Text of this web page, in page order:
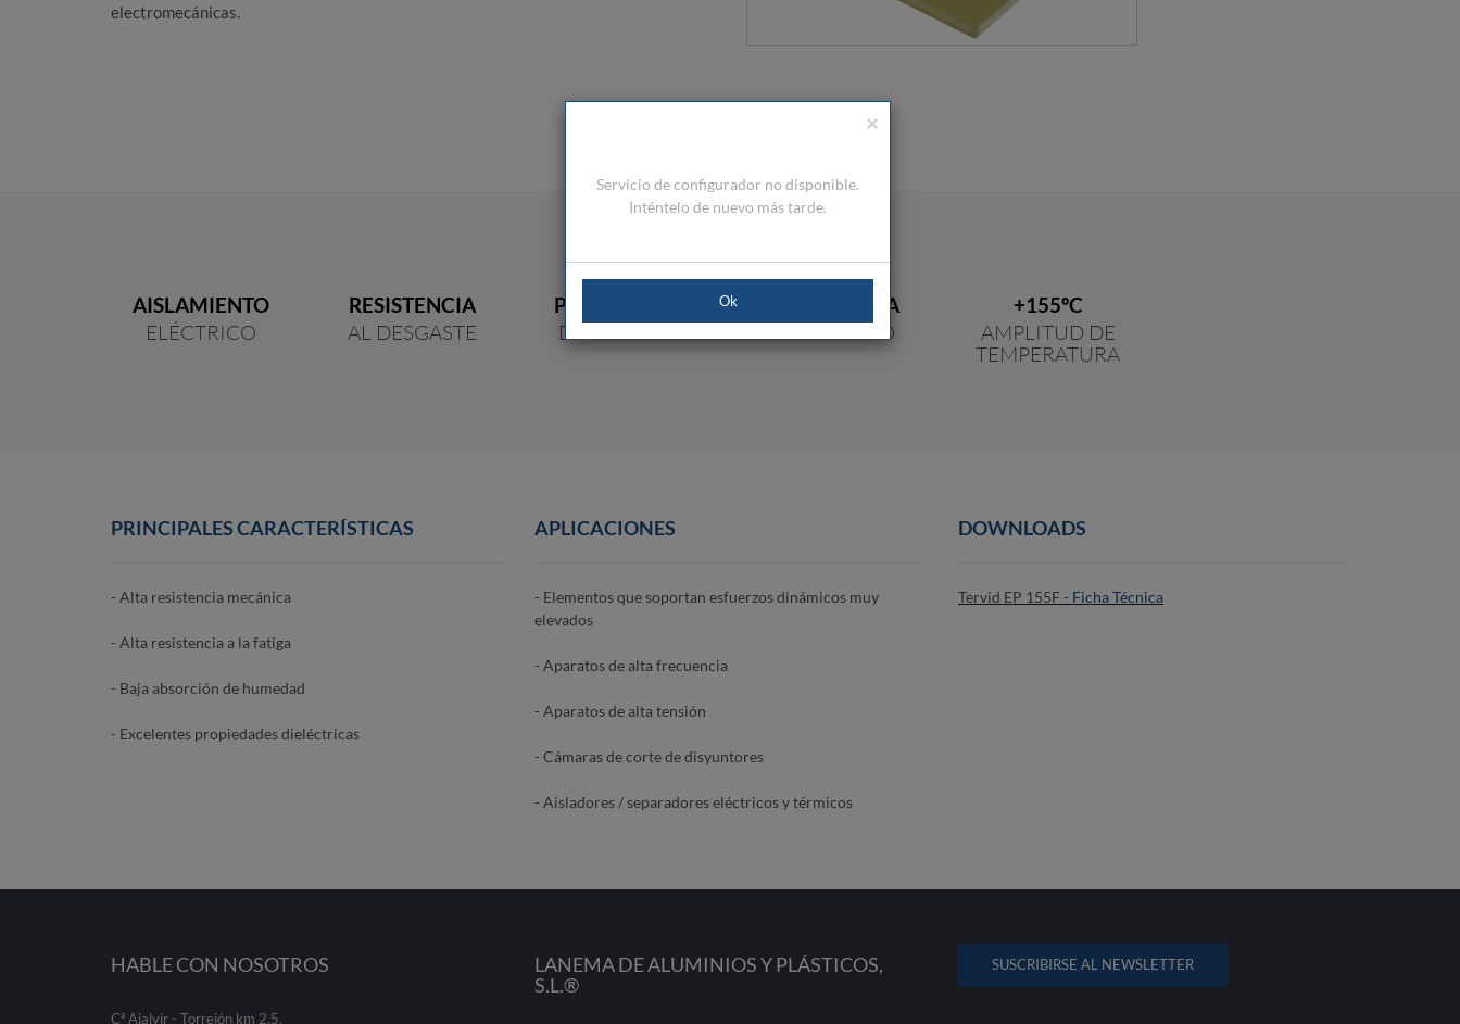
electromecánicas.
AISLAMIENTO
ELÉCTRICO
RESISTENCIA
AL DESGASTE
PROPIEDADES
DESLIZANTES
RESISTENCIA
AL IMPACTO
+155ºC
AMPLITUD DE
TEMPERATURA
PRINCIPALES CARACTERÍSTICAS
- Alta resistencia mecánica
- Alta resistencia a la fatiga
- Baja absorción de humedad
- Excelentes propiedades dieléctricas
APLICACIONES
- Elementos que soportan esfuerzos dinámicos muy
elevados
- Aparatos de alta frecuencia
- Aparatos de alta tensión
- Cámaras de corte de disyuntores
- Aisladores / separadores eléctricos y térmicos
DOWNLOADS
Tervid EP 155F - Ficha Técnica
HABLE CON NOSOTROS
Cª Ajalvir - Torrejón km 2,5,
LANEMA DE ALUMINIOS Y PLÁSTICOS,
S.L.®
SUSCRIBIRSE AL NEWSLETTER
×
Servicio de configurador no disponible.
Inténtelo de nuevo más tarde.
Ok